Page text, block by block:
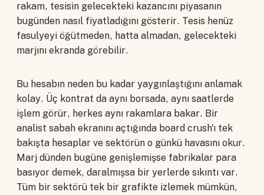
rakam, tesisin gelecekteki kazancını piyasanın
bugünden nasıl fiyatladığını gösterir. Tesis henüz
fasulyeyi öğütmeden, hatta almadan, gelecekteki
marjını ekranda görebilir.
Bu hesabın neden bu kadar yaygınlaştığını anlamak
kolay. Üç kontrat da aynı borsada, aynı saatlerde
işlem görür, herkes aynı rakamlara bakar. Bir
analist sabah ekranını açtığında board crush'ı tek
bakışta hesaplar ve sektörün o günkü havasını okur.
Marj dünden bugüne genişlemişse fabrikalar para
basıyor demek, daralmışsa bir yerlerde sıkıntı var.
Tüm bir sektörü tek bir grafikte izlemek mümkün,